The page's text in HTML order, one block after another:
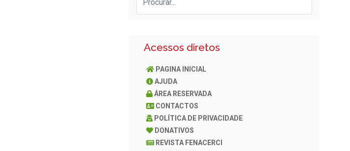
Acessos diretos
PAGINA INICIAL
AJUDA
ÁREA RESERVADA
CONTACTOS
POLÍTICA DE PRIVACIDADE
DONATIVOS
REVISTA FENACERCI